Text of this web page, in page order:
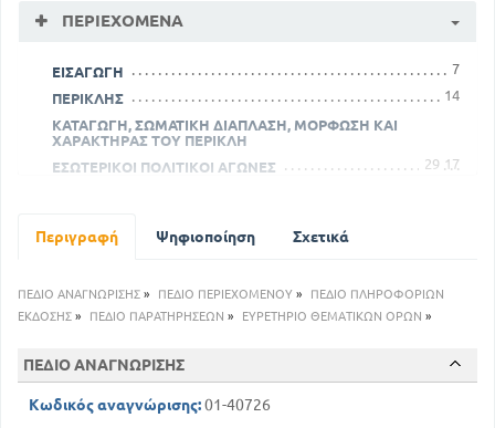
ΠΕΡΙΕΧΌΜΕΝΑ
ΕΙΣΑΓΩΓΗ
7
ΠΕΡΙΚΛΗΣ
14
ΚΑΤΑΓΩΓΗ, ΣΩΜΑΤΙΚΗ ΔΙΑΠΛΑΣΗ, ΜΟΡΦΩΣΗ ΚΑΙ
ΧΑΡΑΚΤΗΡΑΣ ΤΟΥ ΠΕΡΙΚΛΗ
17
ΕΣΩΤΕΡΙΚΟΙ ΠΟΛΙΤΙΚΟΙ ΑΓΩΝΕΣ
29
Περιγραφή Ψηφιοποίηση Σχετικά
ΠΕΔΙΟ ΑΝΑΓΝΩΡΙΣΗΣ » ΠΕΔΙΟ ΠΕΡΙΕΧΟΜΕΝΟΥ »
ΠΕΔΙΟ ΠΛΗΡΟΦΟΡΙΩΝ
ΕΚΔΟΣΗΣ » ΠΕΔΙΟ ΠΑΡΑΤΗΡΗΣΕΩΝ » ΕΥΡΕΤΗΡΙΟ ΘΕΜΑΤΙΚΩΝ ΟΡΩΝ »
ΠΕΔΙΟ ΑΝΑΓΝΩΡΙΣΗΣ
Κωδικός αναγνώρισης:01-40726